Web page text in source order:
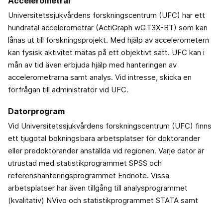
Universitetssjukvårdens forskningscentrum (UFC) har ett
hundratal accelerometrar (ActiGraph wGT3X-BT) som kan
lånas ut till forskningsprojekt. Med hjälp av accelerometern
kan fysisk aktivitet mätas på ett objektivt sätt. UFC kan i
mån av tid även erbjuda hjälp med hanteringen av
accelerometrarna samt analys. Vid intresse, skicka en
förfrågan till administratör vid UFC.
Datorprogram
Vid Universitetssjukvårdens forskningscentrum (UFC) finns
ett tjugotal bokningsbara arbetsplatser för doktorander
eller predoktorander anställda vid regionen. Varje dator är
utrustad med statistikprogrammet SPSS och
referenshanteringsprogrammet Endnote. Vissa
arbetsplatser har även tillgång till analysprogrammet
(kvalitativ) NVivo och statistikprogrammet STATA samt